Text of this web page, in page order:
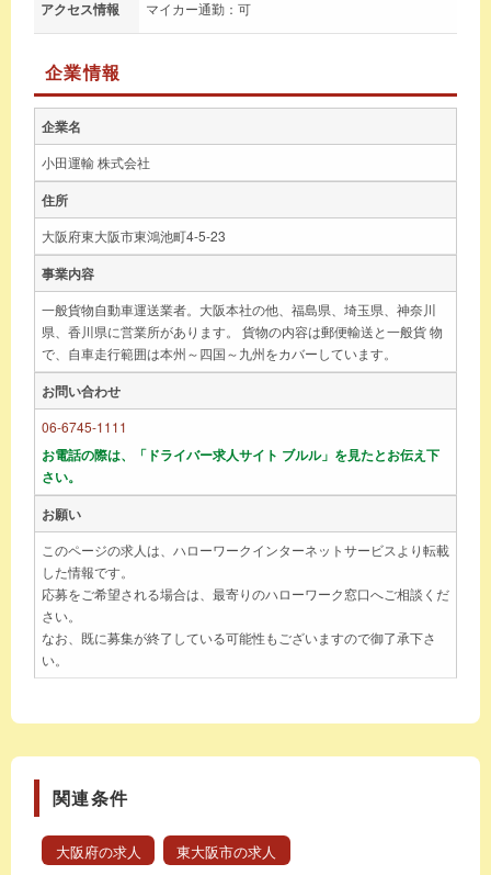
アクセス情報 マイカー通勤：可
企業情報
企業名
小田運輸 株式会社
住所
大阪府東大阪市東鴻池町4-5-23
事業内容
一般貨物自動車運送業者。大阪本社の他、福島県、埼玉県、神奈川
県、香川県に営業所があります。 貨物の内容は郵便輸送と一般貨 物
で、自車走行範囲は本州～四国～九州をカバーしています。
お問い合わせ
06-6745-1111
お電話の際は、「ドライバー求人サイト ブルル」を見たとお伝え下
さい。
お願い
このページの求人は、ハローワークインターネットサービスより転載
した情報です。
応募をご希望される場合は、最寄りのハローワーク窓口へご相談くだ
さい。
なお、既に募集が終了している可能性もございますので御了承下さ
い。
関連条件
大阪府の求人 東大阪市の求人